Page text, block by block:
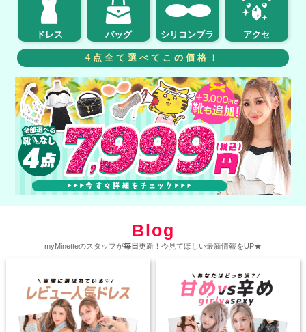
ドレス バッグ シリコンブラ アクセ
4点全て選べてこの価格！
Blog
myMinetteのスタッフが毎日更新！今見てほしい最新情報をUP★